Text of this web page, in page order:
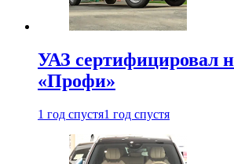
УАЗ сертифицировал
«Профи»
1 год спустя1 год спустя